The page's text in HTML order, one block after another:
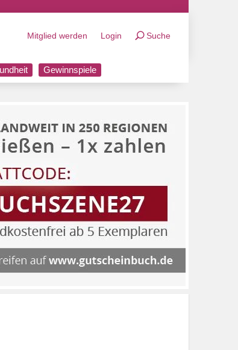
Mitglied werden Login Suche
Gewinnspiele